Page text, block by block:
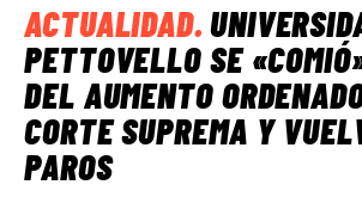
ACTUALIDAD.
PETTOVELLO SE
DEL AUMENTO
CORTE SUPREMA Y
PAROS